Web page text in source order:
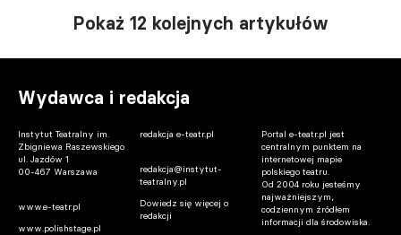
Pokaż 12 kolejnych artykułów
Wydawca i redakcja
Instytut Teatralny im.
Zbigniewa Raszewskiego
ul. Jazdów 1
00-467 Warszawa
www.e-teatr.pl
www.polishstage.pl
redakcja e-teatr.pl
redakcja@instytut-
teatralny.pl
Dowiedz się więcej o
redakcji
Portal e-teatr.pl jest
centralnym punktem na
internetowej mapie
polskiego teatru.
Od 2004 roku jesteśmy
najważniejszym,
codziennym źródłem
informacji dla środowiska.